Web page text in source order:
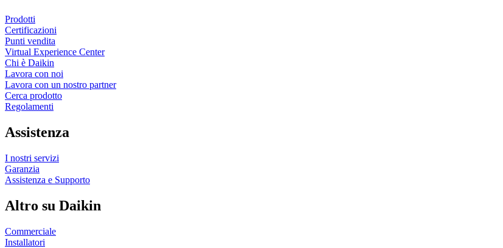
Prodotti
Certificazioni
Punti vendita
Virtual Experience Center
Chi è Daikin
Lavora con noi
Lavora con un nostro partner
Cerca prodotto
Regolamenti
Assistenza
I nostri servizi
Garanzia
Assistenza e Supporto
Altro su Daikin
Commerciale
Installatori